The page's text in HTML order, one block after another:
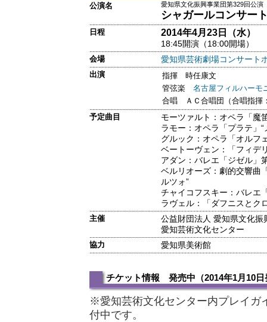
公演名 愛知県文化振興事業団第329回公演
シャガールコンサー
日程 2014年4月23日（水）
18:45開演（18:00開場）
会場 愛知県芸術劇場コンサート
出演
指揮 時任康文
管弦楽 名古屋フィルハーモ
合唱 ＡＣ合唱団（合唱指揮
予定曲目
モーツァルト：オペラ「魔
ラモー：オペラ「プラテ」“
グルック：オペラ「オルフ
ベートーヴェン：「フィデ
アダン：バレエ「ジゼル」
ベルリオーズ：劇的交響曲
ルツォ”
チャイコフスキー：バレエ
ラヴェル：「ダフニスとク
主催
公益財団法人 愛知県文化振
愛知芸術文化センター
協力 愛知県美術館
チケット情報 発売中（2014年1月10日
※愛知芸術文化センター内プレイガ
付中です。